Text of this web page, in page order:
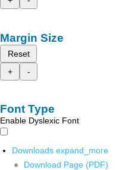
Margin Size
Reset
+
-
Font Type
Enable Dyslexic Font
Downloads expand_more
Download Page (PDF)